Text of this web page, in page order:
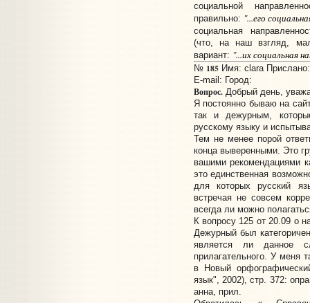
социальной
правильно: "...его
социальная
(что, на наш взгляд,
вариант: "...ихсоциальная
№ 185Имя: clara Прислано:
E-mail: Город:
Вопрос.Добрый день,
Я постоянно бываю на
так и дежурным,
русскому языку и
Тем не менее порой
конца выверенными. Это
вашими рекомендациями
это единственная
для которых русский
встречая не совсем
всегда ли можно
К вопросу 125 от 20.09 о
Дежурный был
является ли данное
прилагательного. У меня
в Новый
язык", 2002), стр. 372:
анна, прил.